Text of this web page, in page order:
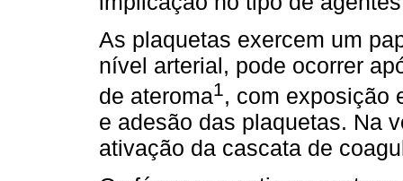
As plaquetas exercem um
nível arterial, pode ocorrer
de ateroma1, com exposição
e adesão das plaquetas. Na
ativação da cascata de